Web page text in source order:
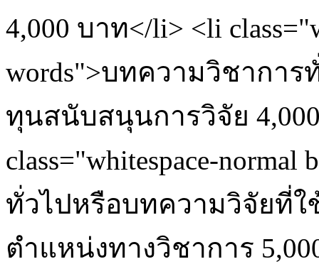
4,000 บาท</li> <li
words">บทความวิชากา
ทุนสนับสนุนการวิจัย
class="whitespace-
ทั่วไปหรือบทความวิจัยที่
ตำแหน่งทางวิชาการ